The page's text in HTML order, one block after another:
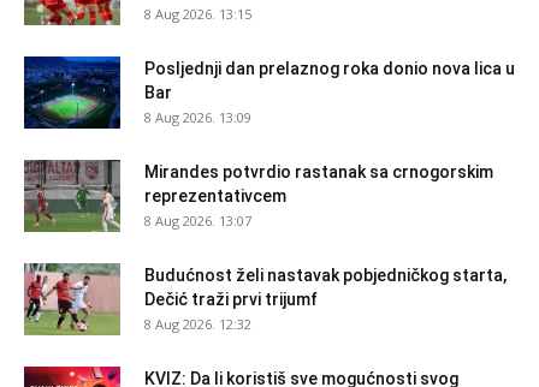
8 Aug 2026. 13:15
Posljednji dan prelaznog roka donio nova lica u
Bar
8 Aug 2026. 13:09
Mirandes potvrdio rastanak sa crnogorskim
reprezentativcem
8 Aug 2026. 13:07
Budućnost želi nastavak pobjedničkog starta,
Dečić traži prvi trijumf
8 Aug 2026. 12:32
KVIZ: Da li koristiš sve mogućnosti svog